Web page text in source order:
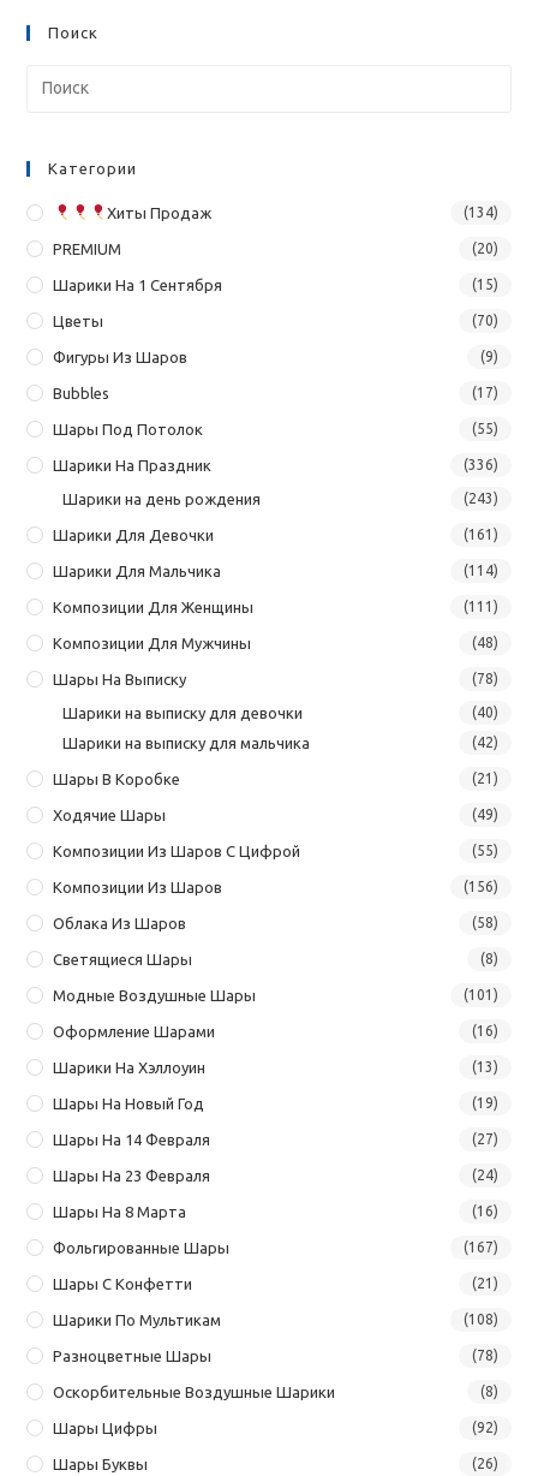
Поиск
Категории
Хиты Продаж (134)
PREMIUM (20)
Шарики На 1 Сентября (15)
Цветы (70)
Фигуры Из Шаров (9)
Bubbles (17)
Шары Под Потолок (55)
Шарики На Праздник (336)
Шарики на день рождения (243)
Шарики Для Девочки (161)
Шарики Для Мальчика (114)
Композиции Для Женщины (111)
Композиции Для Мужчины (48)
Шары На Выписку (78)
Шарики на выписку для девочки (40)
Шарики на выписку для мальчика (42)
Шары В Коробке (21)
Ходячие Шары (49)
Композиции Из Шаров С Цифрой (55)
Композиции Из Шаров (156)
Облака Из Шаров (58)
Светящиеся Шары (8)
Модные Воздушные Шары (101)
Оформление Шарами (16)
Шарики На Хэллоуин (13)
Шары На Новый Год (19)
Шары На 14 Февраля (27)
Шары На 23 Февраля (24)
Шары На 8 Марта (16)
Фольгированные Шары (167)
Шары С Конфетти (21)
Шарики По Мультикам (108)
Разноцветные Шары (78)
Оскорбительные Воздушные Шарики (8)
Шары Цифры (92)
Шары Буквы (26)